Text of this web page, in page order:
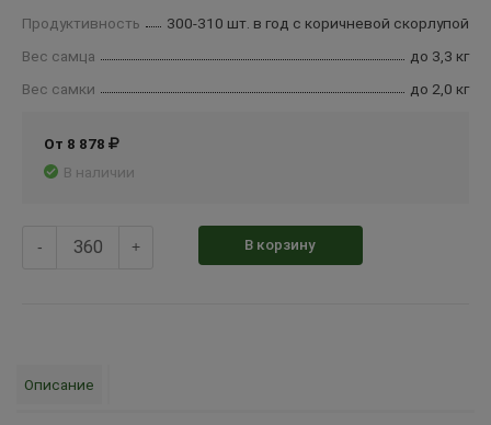
От 8 878
В наличии
Продуктивность
300-310 шт. в год с коричневой скорлупой
Вес самца
до 3,3 кг
Вес самки
до 2,0 кг
- + В корзину
Описание